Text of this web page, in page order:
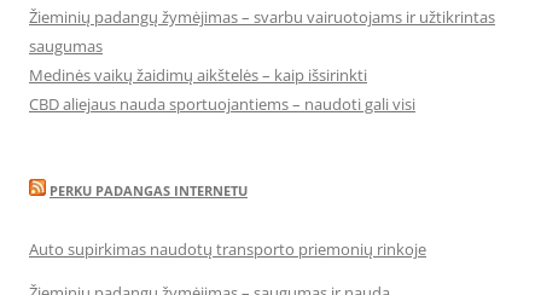
Žieminių padangų žymėjimas – svarbu vairuotojams ir užtikrintas
saugumas
Medinės vaikų žaidimų aikštelės – kaip išsirinkti
CBD aliejaus nauda sportuojantiems – naudoti gali visi
PERKU PADANGAS INTERNETU
Auto supirkimas naudotų transporto priemonių rinkoje